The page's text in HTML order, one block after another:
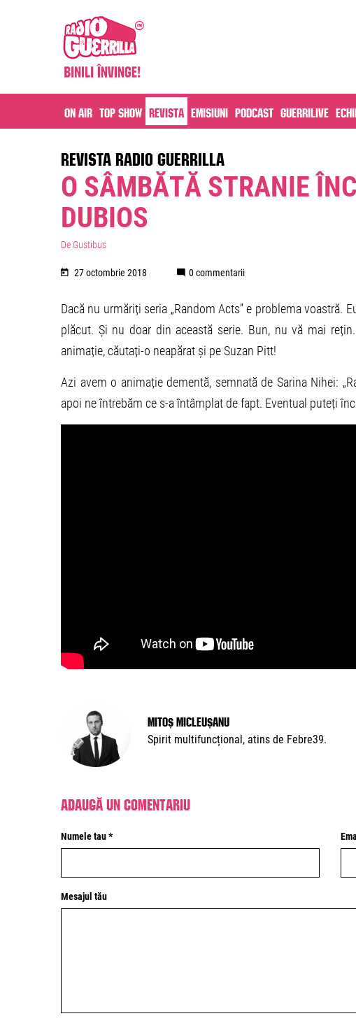
On air Top Show Revista Emisiuni Podcast Guerrilive
REVISTA RADIO GUERRILLA
O SÂMBĂTĂ STRANIE
DUBIOS
De Gustibus
27 octombrie 2018 0 commentarii
Dacă nu urmăriți seria „Random Acts” e problema voastră.
plăcut. Și nu doar din această serie. Bun, nu vă mai
animație, căutați-o neapărat și pe Suzan Pitt!
Azi avem o animație dementă, semnată de Sarina Nihei:
apoi ne întrebăm ce s-a întâmplat de fapt. Eventual puteți
Mitoș Micleușanu
Spirit multifuncțional, atins de Febre39.
Adaugă un comentariu
Numele tau *
Mesajul tău